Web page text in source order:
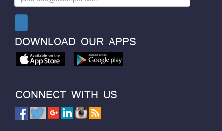
DOWNLOAD OUR APPS
CONNECT WITH US